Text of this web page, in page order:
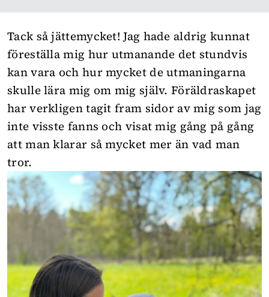
Tack så jättemycket! Jag hade aldrig kunnat
föreställa mig hur utmanande det stundvis
kan vara och hur mycket de utmaningarna
skulle lära mig om mig själv. Föräldraskapet
har verkligen tagit fram sidor av mig som jag
inte visste fanns och visat mig gång på gång
att man klarar så mycket mer än vad man
tror.